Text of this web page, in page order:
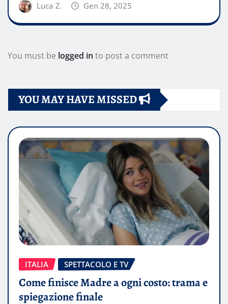
Luca Z. Gen 28, 2025
You must be logged in to post a comment
YOU MAY HAVE MISSED
ITALIA SPETTACOLO E TV
Come finisce Madre a ogni costo: trama e
spiegazione finale